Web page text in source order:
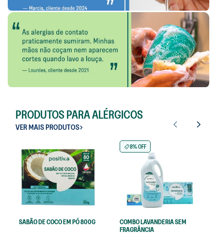
PRODUTOS PARA ALÉRGICOS
VER MAIS PRODUTOS
SABÃO DE COCO EM PÓ 800G
8% OFF
COMBO LAVANDERIA SEM
FRAGRÂNCIA